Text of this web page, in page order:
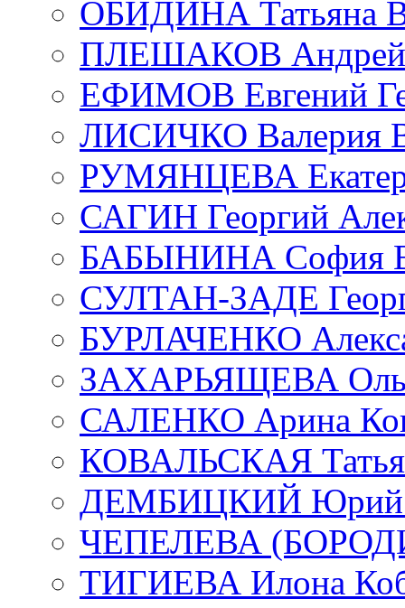
ОБИДИНА Татьяна
ПЛЕШАКОВ Андрей
ЕФИМОВ Евгений
ЛИСИЧКО Валерия
РУМЯНЦЕВА
САГИН Георгий
БАБЫНИНА София
СУЛТАН-ЗАДЕ
БУРЛАЧЕНКО
ЗАХАРЬЯЩЕВА
САЛЕНКО Арина
КОВАЛЬСКАЯ
ДЕМБИЦКИЙ Юрий
ЧЕПЕЛЕВА
ТИГИЕВА Илона